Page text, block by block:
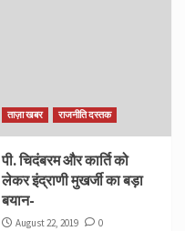
ताज़ा खबर राजनीति दस्तक
पी. चिदंबरम और कार्ति को
लेकर इंद्राणी मुखर्जी का बड़ा
बयान-
August 22, 2019 0